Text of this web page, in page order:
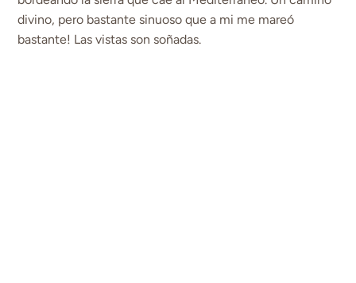
divino, pero bastante sinuoso que a mi me mareó
bastante! Las vistas son soñadas.